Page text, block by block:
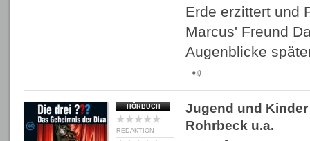
Erde erzittert und
Marcus' Freund
Augenblicke
HÖRBUCH
REDAKTION
Jugend und Kinder
Rohrbeck u.a.